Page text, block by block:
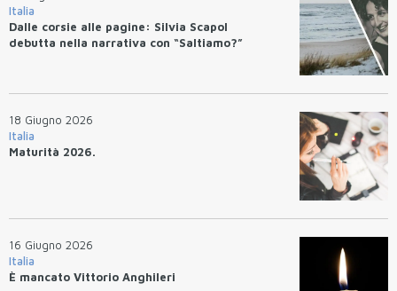
Italia
Dalle corsie alle pagine: Silvia Scapol
debutta nella narrativa con “Saltiamo?”
18 Giugno 2026
Italia
Maturità 2026.
16 Giugno 2026
Italia
È mancato Vittorio Anghileri